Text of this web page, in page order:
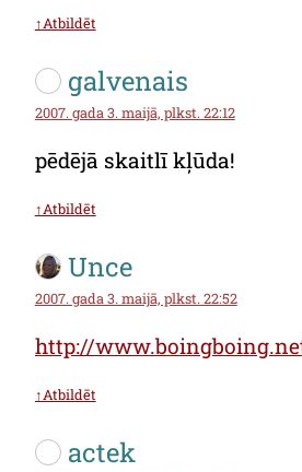
↑Atbildēt
galvenais
2007. gada 3. maijā, plkst. 22:12
pēdējā skaitlī kļūda!
↑Atbildēt
Unce
2007. gada 3. maijā, plkst. 22:52
http://
↑Atbildēt
actek